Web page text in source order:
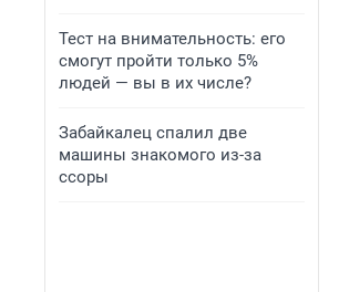
Тест на внимательность: его
смогут пройти только 5%
людей — вы в их числе?
Забайкалец спалил две
машины знакомого из-за
ссоры